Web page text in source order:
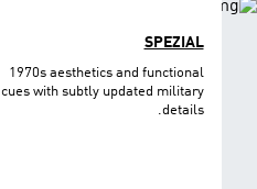
SPEZIAL
1970s aesthetics and functional
cues with subtly updated military
details.